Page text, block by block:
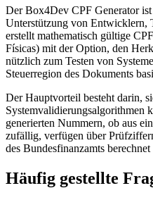
Der Box4Dev CPF Generator
Unterstützung von Entwicklern,
erstellt mathematisch gültige
Físicas) mit der Option, den
nützlich zum Testen von
Steuerregion des Dokuments
Der Hauptvorteil besteht darin,
Systemvalidierungsalgorithmen
generierten Nummern, ob aus
zufällig, verfügen über
des Bundesfinanzamts
Häufig gestellte